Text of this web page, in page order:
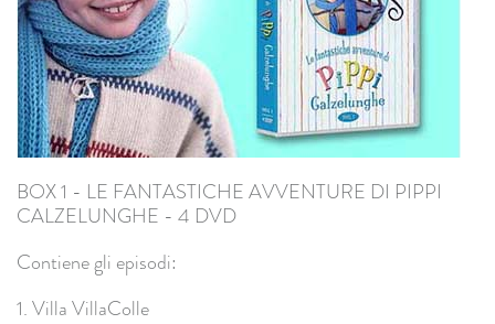
BOX 1 - LE FANTASTICHE AVVENTURE DI PIPPI
CALZELUNGHE - 4 DVD
Contiene gli episodi:
1. Villa VillaColle